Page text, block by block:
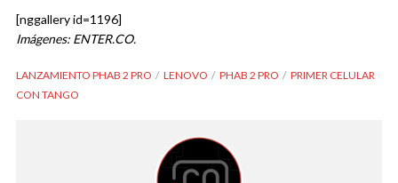
[nggallery id=1196]
Imágenes: ENTER.CO.
LANZAMIENTO PHAB 2 PRO LENOVO PHAB 2 PRO
PRIMER CELULAR
CON TANGO